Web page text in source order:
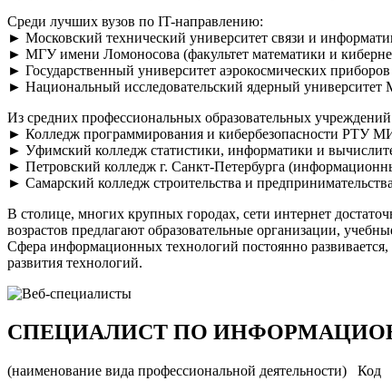
Среди лучших вузов по IT-направлению:
► Московский технический университет связи и
► МГУ имени Ломоносова (факультет математики и
► Государственный университет аэрокосмических
► Национальный исследовательский ядерный
Из средних профессиональных образовательных учреждений
► Колледж программирования и кибербезопасности РТУ
► Уфимский колледж статистики, информатики и
► Петровский колледж г. Санкт-Петербурга
► Самарский колледж строительства и
В столице, многих крупных городах, сети интернет
возрастов предлагают образовательные организации,
Сфера информационных технологий постоянно
развития технологий.
СПЕЦИАЛИСТ ПО
(наименование вида профессиональной деятельности) Код